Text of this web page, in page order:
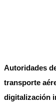
Autoridades
transporte
digitalización